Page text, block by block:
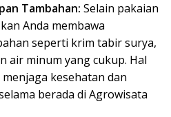
Tambahan: Selain pakaian
Anda membawa
seperti krim tabir surya,
air minum yang cukup. Hal
kesehatan dan
berada di Agrowisata